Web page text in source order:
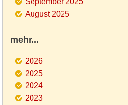
August 2025
mehr...
2026
2025
2024
2023